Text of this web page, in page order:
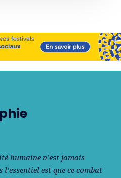
humaine n’est jamais
est que ce combat